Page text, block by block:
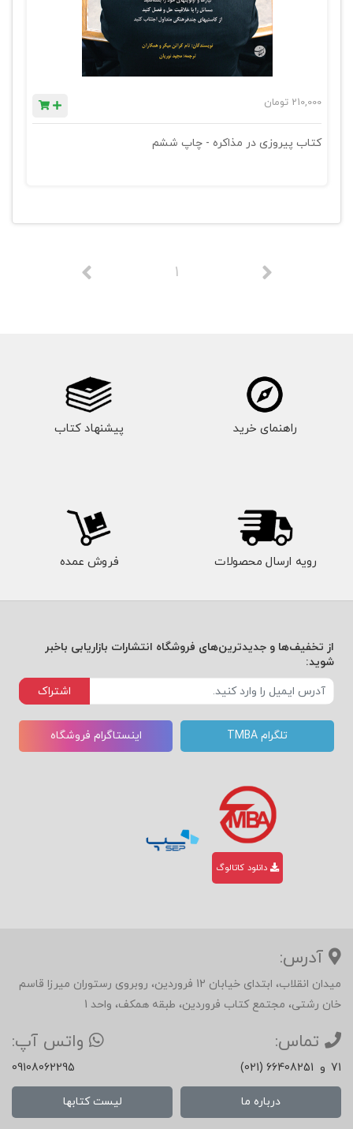
210,000 تومان
کتاب پیروزی در مذاکره - چاپ ششم
1
راهنمای خرید پیشنهاد کتاب
رویه ارسال محصولات فروش عمده
از تخفیف‌ها و جدیدترین‌های فروشگاه انتشارات بازاریابی باخبر
شوید:
اشتراک
تلگرام TMBA اینستاگرام فروشگاه
دانلود کاتالوگ
آدرس:
میدان انقلاب، ابتدای خیابان 12 فروردین، روبروی رستوران میرزا قاسم
خان رشتی، مجتمع کتاب فروردین، طبقه همکف، واحد 1
تماس:
(021) 66408251 و 71
واتس آپ:
09108062295
درباره ما لیست کتابها